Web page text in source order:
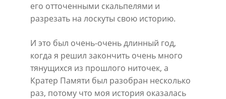
его отточенными скальпелями и
разрезать на лоскуты свою историю.
И это был очень-очень длинный год,
когда я решил закончить очень много
тянущихся из прошлого ниточек, а
Кратер Памяти был разобран несколько
раз, потому что моя история оказалась